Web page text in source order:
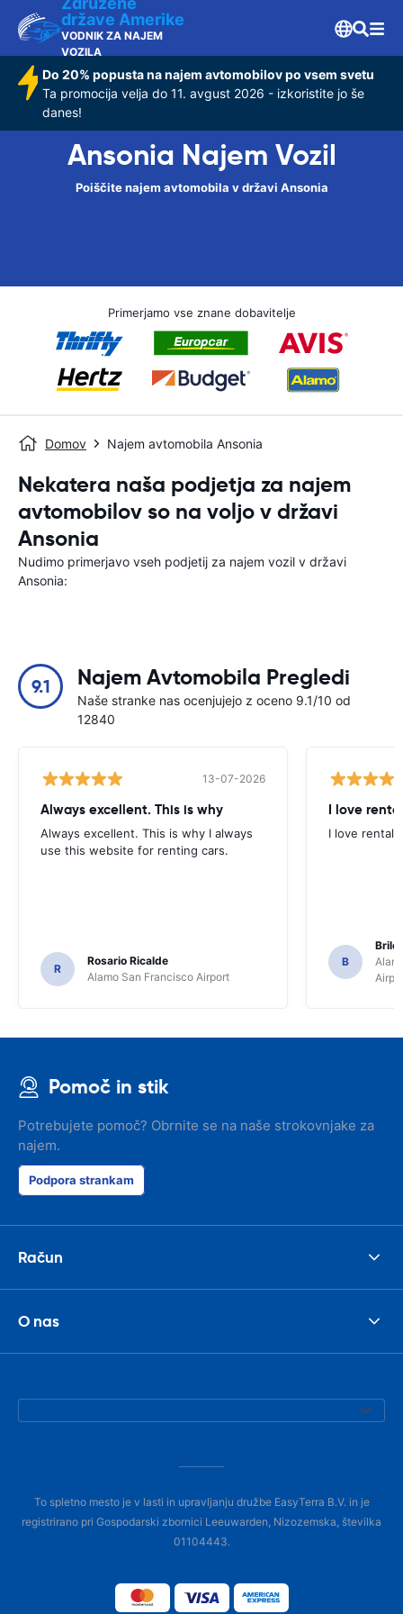
države Amerike
VODNIK ZA NAJEM
VOZILA
Do 20% popusta na najem avtomobilov po vsem svetu
Ta promocija velja do 11. avgust 2026 - izkoristite jo še
danes!
Ansonia Najem Vozil
Poiščite najem avtomobila v državi Ansonia
Primerjamo vse znane dobavitelje
Domov Najem avtomobila Ansonia
Nekatera naša podjetja za najem
avtomobilov so na voljo v državi
Ansonia
Nudimo primerjavo vseh podjetij za najem vozil v državi
Ansonia:
9.1 Najem Avtomobila Pregledi
Naše stranke nas ocenjujejo z oceno 9.1/10 od
12840
13-07-2026
Always excellent. This is why
Always excellent. This is why I always
use this website for renting cars.
R
Rosario Ricalde
Alamo San Francisco Airport
I love
I love rental
B
Pomoč in stik
Potrebujete pomoč? Obrnite se na naše strokovnjake za
najem.
Podpora strankam
Račun
O nas
To spletno mesto je v lasti in upravljanju družbe EasyTerra B.V. in je
registrirano pri Gospodarski zbornici Leeuwarden, Nizozemska, številka
01104443.